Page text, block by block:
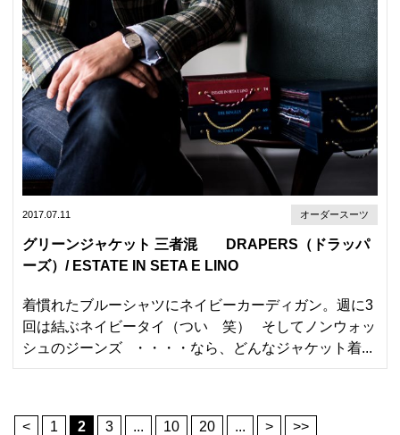
2017.07.11 オーダースーツ
グリーンジャケット 三者混 DRAPERS（ドラッパ
ーズ）/ ESTATE IN SETA E LINO
着慣れたブルーシャツにネイビーカーディガン。週に3
回は結ぶネイビータイ（つい 笑） そしてノンウォッ
シュのジーンズ ・・・・なら、どんなジャケット着...
< 1 2 3 ... 10 20 ... > >>